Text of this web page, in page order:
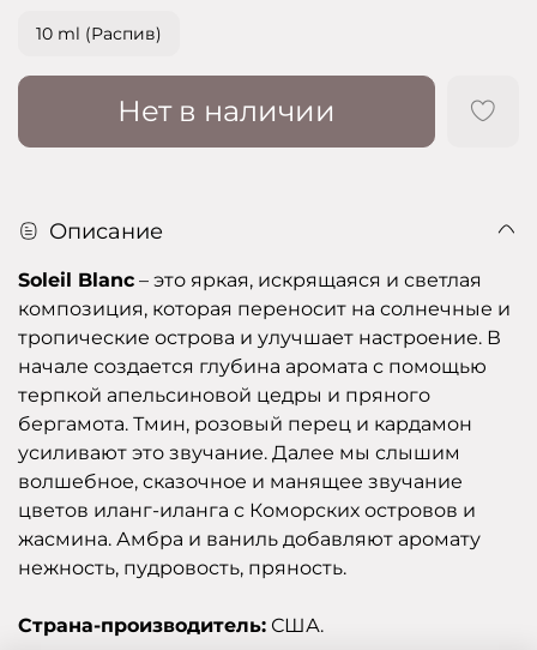
Нет в наличии
10 ml (Распив)
Описание
Soleil Blanc – это яркая, искрящаяся и светлая
композиция, которая переносит на солнечные и
тропические острова и улучшает настроение. В
начале создается глубина аромата с помощью
терпкой апельсиновой цедры и пряного
бергамота. Тмин, розовый перец и кардамон
усиливают это звучание. Далее мы слышим
волшебное, сказочное и манящее звучание
цветов иланг-иланга с Коморских островов и
жасмина. Амбра и ваниль добавляют аромату
нежность, пудровость, пряность.
Страна-производитель: США.